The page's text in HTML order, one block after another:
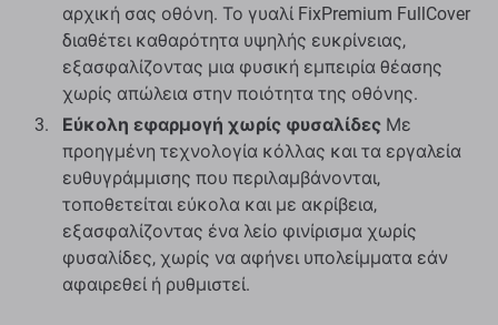
αρχική σας οθόνη. Το γυαλί FixPremium FullCover
διαθέτει καθαρότητα υψηλής ευκρίνειας,
εξασφαλίζοντας μια φυσική εμπειρία θέασης
χωρίς απώλεια στην ποιότητα της οθόνης.
Εύκολη εφαρμογή χωρίς φυσαλίδες Με
προηγμένη τεχνολογία κόλλας και τα εργαλεία
ευθυγράμμισης που περιλαμβάνονται,
τοποθετείται εύκολα και με ακρίβεια,
εξασφαλίζοντας ένα λείο φινίρισμα χωρίς
φυσαλίδες, χωρίς να αφήνει υπολείμματα εάν
αφαιρεθεί ή ρυθμιστεί.